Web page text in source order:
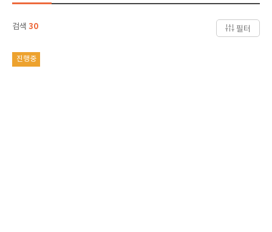
검색 30 필터
진행중